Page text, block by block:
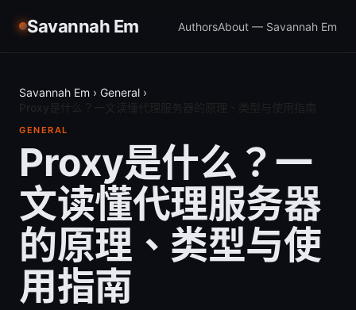
Savannah Em AuthorsAbout — Savannah Em
Savannah Em › General ›
GENERAL
Proxy是什么？一
文读懂代理服务器
的原理、类型与使
用指南